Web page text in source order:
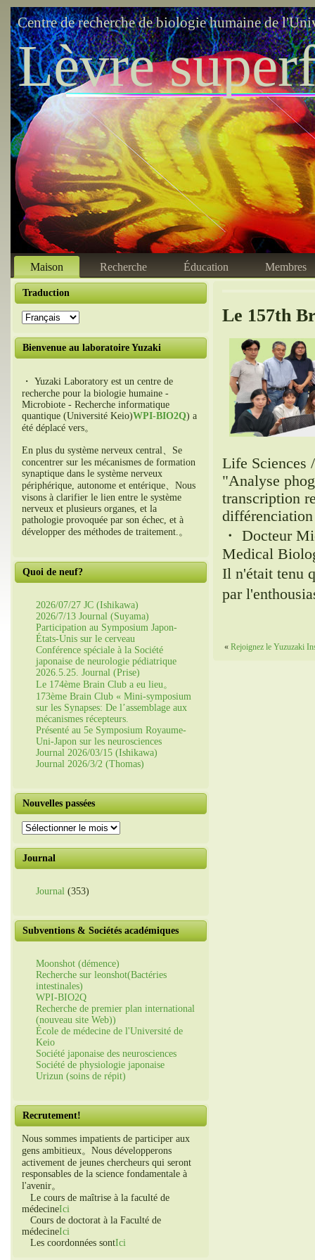
Centre de recherche de biologie humaine de
Lèvre
Maison Recherche Éducation Membres
Traduction
Bienvenue au laboratoire Yuzaki
・ Yuzaki Laboratory est un centre de
recherche pour la biologie humaine -
Microbiote - Recherche informatique
quantique (Université Keio)WPI-BIO2Q) a
été déplacé vers。
En plus du système nerveux central、Se
concentrer sur les mécanismes de formation
synaptique dans le système nerveux
périphérique, autonome et entérique、Nous
visons à clarifier le lien entre le système
nerveux et plusieurs organes, et la
pathologie provoquée par son échec, et à
développer des méthodes de traitement.。
Quoi de neuf?
2026/07/27 JC (Ishikawa)
2026/7/13 Journal (Suyama)
Participation au Symposium Japon-
États-Unis sur le cerveau
Conférence spéciale à la Société
japonaise de neurologie pédiatrique
2026.5.25. Journal (Prise)
Le 174ème Brain Club a eu lieu。
173ème Brain Club « Mini-symposium
sur les Synapses: De l’assemblage aux
mécanismes récepteurs.
Présenté au 5e Symposium Royaume-
Uni-Japon sur les neurosciences
Journal 2026/03/15 (Ishikawa)
Journal 2026/3/2 (Thomas)
Nouvelles passées
Nouvelles
passées
Journal
Journal (353)
Subventions & Sociétés académiques
Moonshot (démence)
Recherche sur leonshot(Bactéries
intestinales)
WPI-BIO2Q
Recherche de premier plan international
(nouveau site Web))
École de médecine de l'Université de
Keio
Société japonaise des neurosciences
Société de physiologie japonaise
Urizun (soins de répit)
Recrutement!
Nous sommes impatients de participer aux
gens ambitieux。Nous développerons
activement de jeunes chercheurs qui seront
responsables de la science fondamentale à
l'avenir。
Le cours de maîtrise à la faculté de
médecineIci
Cours de doctorat à la Faculté de
médecineIci
Les coordonnées sontIci
Le 157th
Life Sciences
"Analyse
transcription
différenciation
・ Docteur
Medical
Il n'était tenu
par
« Rejoignez le Yuzuzaki